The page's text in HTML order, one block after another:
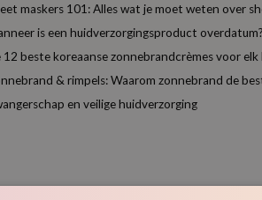
maskers 101: Alles wat je moet weten over
is een huidverzorgingsproduct overdatum?
12 beste koreaanse zonnebrandcrèmes voor
& rimpels: Waarom zonnebrand de
en veilige huidverzorging